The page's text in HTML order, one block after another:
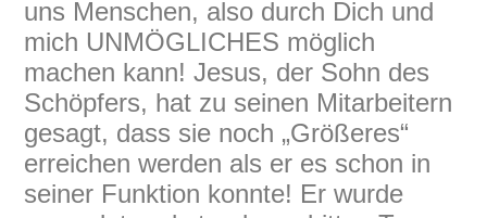
uns Menschen, also durch Dich und
mich UNMÖGLICHES möglich
machen kann! Jesus, der Sohn des
Schöpfers, hat zu seinen Mitarbeitern
gesagt, dass sie noch „Größeres“
erreichen werden als er es schon in
seiner Funktion konnte! Er wurde